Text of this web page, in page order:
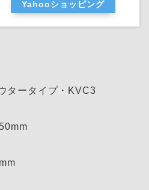
Yahooショッピング
タータイプ・KVC3